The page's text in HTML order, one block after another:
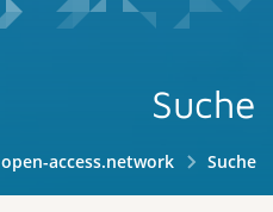
Suche
open-access.network Suche